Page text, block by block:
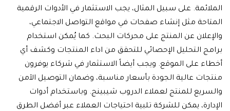
الملائمة. على سبيل المثال، يجب الاستثمار في الأدوات الرقمية
المتاحة مثل إنشاء صفحات في مواقع التواصل الاجتماعي،
والإعلان عن المنتج على محركات البحث. كما يُمكن استخدام
برامج التحليل الإحصائي للتحقق من اداء المنتجات وكشف أي
أخطاء على الموقع. ويجب أيضاً الاستثمار في شركاء يوفرون
منتجات عالية الجودة بأسعار مناسبة، وضمان التوصيل الآمن
والسريع للمنتج لعملاء الدروب شيبينج. وباستخدام أدوات
الإدارة، يمكن للشركة تلبية احتياجات العملاء عبر أفضل الطرق